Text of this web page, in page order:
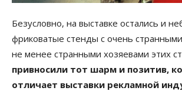
Безусловно, на выставке остались и
фриковатые стенды с очень
не менее странными хозяевами этих
привносили тот шарм и позитив,
отличает выставки рекламной